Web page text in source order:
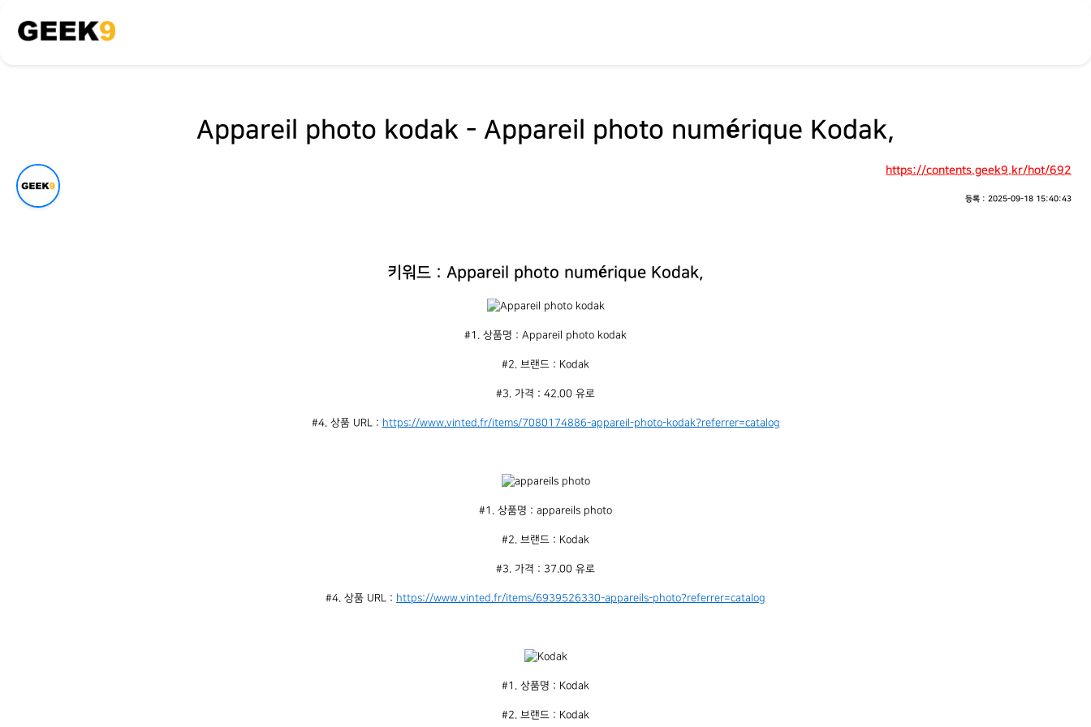
Appareil photo kodak - Appareil photo numérique Kodak,
https://contents.geek9.kr/hot/692
등록 : 2025-09-18 15:40:43
키워드 : Appareil photo numérique Kodak,
#1. 상품명 : Appareil photo kodak
#2. 브랜드 : Kodak
#3. 가격 : 42.00 유로
#4. 상품 URL : https://www.vinted.fr/items/7080174886-appareil-photo-kodak?referrer=catalog
#1. 상품명 : appareils photo
#2. 브랜드 : Kodak
#3. 가격 : 37.00 유로
#4. 상품 URL : https://www.vinted.fr/items/6939526330-appareils-photo?referrer=catalog
#1. 상품명 : Kodak
#2. 브랜드 : Kodak